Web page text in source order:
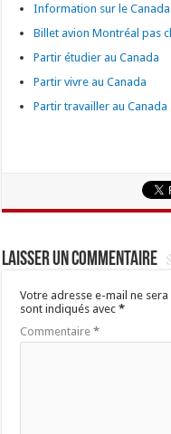
Information sur le Canada
Billet avion Montréal pas
Partir étudier au Canada
Partir vivre au Canada
Partir travailler au Canada
Laisser un commentaire
Votre adresse e-mail ne
sont indiqués avec*
Commentaire*